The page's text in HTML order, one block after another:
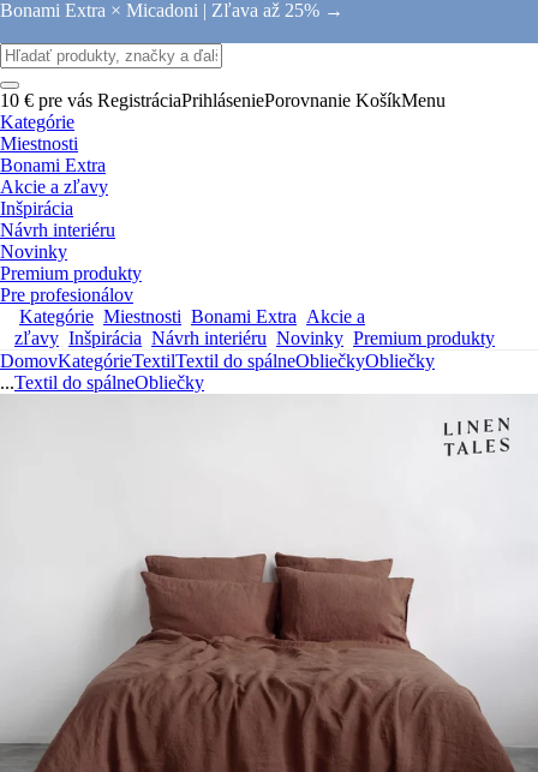
Bonami Extra × Micadoni | Zľava až 25% →
10 € pre vás RegistráciaPrihláseniePorovnanie KošíkMenu
Kategórie
Miestnosti
Bonami Extra
Akcie a zľavy
Inšpirácia
Návrh interiéru
Novinky
Premium produkty
Pre profesionálov
Kategórie Miestnosti Bonami Extra Akcie a
zľavy Inšpirácia Návrh interiéru Novinky Premium produkty
DomovKategórieTextilTextil do spálneObliečkyObliečky
...Textil do spálneObliečky